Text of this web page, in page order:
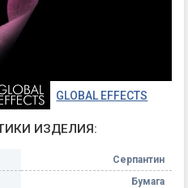
GLOBAL EFFECTS
ИЗДЕЛИЯ:
Серпантин
Бумага